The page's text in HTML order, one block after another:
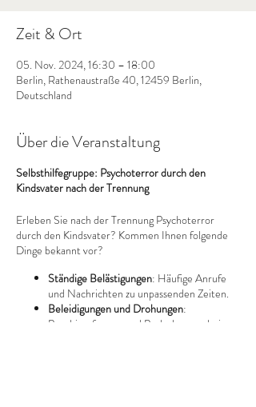
Zeit & Ort
05. Nov. 2024, 16:30 – 18:00
Berlin, Rathenaustraße 40, 12459 Berlin,
Deutschland
Über die Veranstaltung
Selbsthilfegruppe: Psychoterror durch den
Kindsvater nach der Trennung
Erleben Sie nach der Trennung Psychoterror
durch den Kindsvater? Kommen Ihnen folgende
Dinge bekannt vor?
Ständige Belästigungen: Häufige Anrufe
und Nachrichten zu unpassenden Zeiten.
Beleidigungen und Drohungen:
Beschimpfungen und Bedrohungen bei